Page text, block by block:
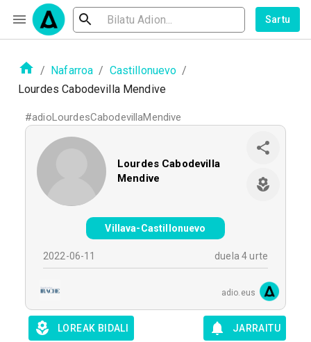
Sartu
/ Nafarroa / Castillonuevo /
Lourdes Cabodevilla Mendive
#adioLourdesCabodevillaMendive
Lourdes Cabodevilla
Mendive
Villava-Castillonuevo
2022-06-11 duela 4 urte
adio.eus
LOREAK BIDALI JARRAITU